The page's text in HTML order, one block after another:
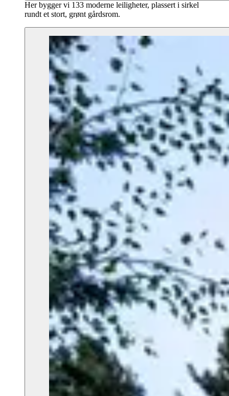
Her bygger vi 133 moderne leiligheter, plassert i sirkel
rundt et stort, grønt gårdsrom.